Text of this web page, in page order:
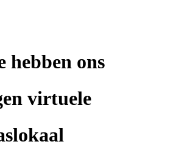
hebben ons
virtuele